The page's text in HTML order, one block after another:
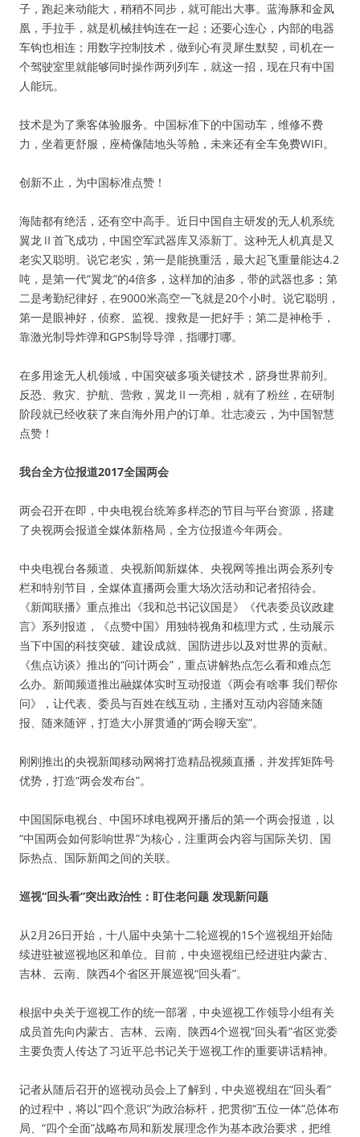
子，跑起来动能大，稍稍不同步，就可能出大事。蓝海豚和金凤
凰，手拉手，就是机械挂钩连在一起；还要心连心，内部的电器
车钩也相连；用数字控制技术，做到心有灵犀生默契，司机在一
个驾驶室里就能够同时操作两列列车，就这一招，现在只有中国
人能玩。
技术是为了乘客体验服务。中国标准下的中国动车，维修不费
力，坐着更舒服，座椅像陆地头等舱，未来还有全车免费WIFI。
创新不止，为中国标准点赞！
海陆都有绝活，还有空中高手。近日中国自主研发的无人机系统
翼龙Ⅱ首飞成功，中国空军武器库又添新丁。这种无人机真是又
老实又聪明。说它老实，第一是能挑重活，最大起飞重量能达4.2
吨，是第一代“翼龙”的4倍多，这样加的油多，带的武器也多；第
二是考勤纪律好，在9000米高空一飞就是20个小时。说它聪明，
第一是眼神好，侦察、监视、搜救是一把好手；第二是神枪手，
靠激光制导炸弹和GPS制导导弹，指哪打哪。
在多用途无人机领域，中国突破多项关键技术，跻身世界前列。
反恐、救灾、护航、营救，翼龙Ⅱ一亮相，就有了粉丝，在研制
阶段就已经收获了来自海外用户的订单。壮志凌云，为中国智慧
点赞！
我台全方位报道2017全国两会
两会召开在即，中央电视台统筹多样态的节目与平台资源，搭建
了央视两会报道全媒体新格局，全方位报道今年两会。
中央电视台各频道、央视新闻新媒体、央视网等推出两会系列专
栏和特别节目，全媒体直播两会重大场次活动和记者招待会。
《新闻联播》重点推出《我和总书记议国是》《代表委员议政建
言》系列报道，《点赞中国》用独特视角和梳理方式，生动展示
当下中国的科技突破、建设成就、国防进步以及对世界的贡献。
《焦点访谈》推出的“问计两会”，重点讲解热点怎么看和难点怎
么办。新闻频道推出融媒体实时互动报道《两会有啥事 我们帮你
问》，让代表、委员与百姓在线互动，主播对互动内容随来随
报、随来随评，打造大小屏贯通的“两会聊天室”。
刚刚推出的央视新闻移动网将打造精品视频直播，并发挥矩阵号
优势，打造“两会发布台”。
中国国际电视台、中国环球电视网开播后的第一个两会报道，以
“中国两会如何影响世界”为核心，注重两会内容与国际关切、国
际热点、国际新闻之间的关联。
巡视“回头看”突出政治性：盯住老问题 发现新问题
从2月26日开始，十八届中央第十二轮巡视的15个巡视组开始陆
续进驻被巡视地区和单位。目前，中央巡视组已经进驻内蒙古、
吉林、云南、陕西4个省区开展巡视“回头看”。
根据中央关于巡视工作的统一部署，中央巡视工作领导小组有关
成员首先向内蒙古、吉林、云南、陕西4个巡视“回头看”省区党委
主要负责人传达了习近平总书记关于巡视工作的重要讲话精神。
记者从随后召开的巡视动员会上了解到，中央巡视组在“回头看”
的过程中，将以“四个意识”为政治标杆，把贯彻“五位一体”总体布
局、“四个全面”战略布局和新发展理念作为基本政治要求，把维